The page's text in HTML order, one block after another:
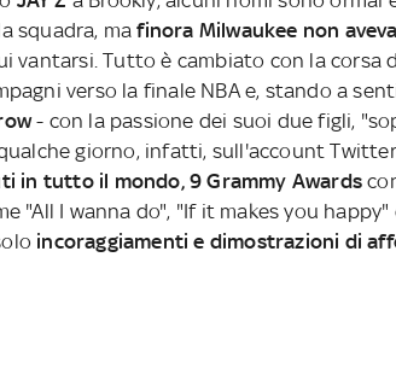
squadra, mafinora Milwaukee non
vantarsi. Tutto è cambiato con la corsa
verso la finale NBA e, stando a
- con la passione dei suoi due figli,
giorno, infatti, sull'account
in tutto il mondo, 9 Grammy Awards
"All I wanna do", "If it makes you happy"
incoraggiamenti e dimostrazioni di